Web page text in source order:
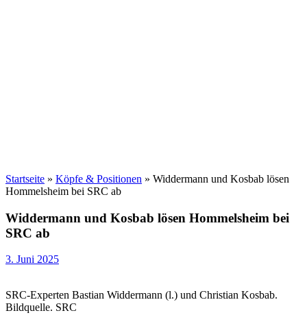
Startseite » Köpfe & Positionen » Widdermann und Kosbab lösen
Hommelsheim bei SRC ab
Widdermann und Kosbab lösen Hommelsheim bei
SRC ab
3. Juni 2025
SRC-Experten Bastian Widdermann (l.) und Christian Kosbab.
Bildquelle. SRC